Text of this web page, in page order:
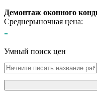
Демонтаж оконного
Среднерыночная цена:
-
Умный поиск цен